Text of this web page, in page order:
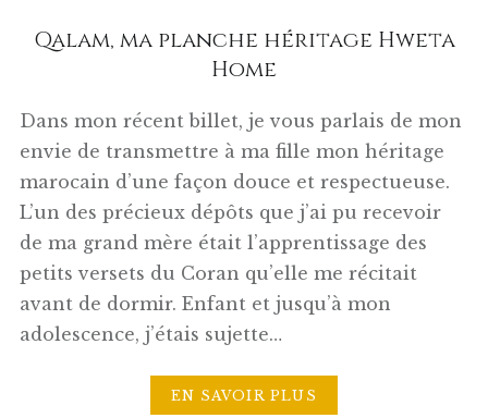
Qalam, ma planche héritage Hweta
Home
Dans mon récent billet, je vous parlais de mon
envie de transmettre à ma fille mon héritage
marocain d’une façon douce et respectueuse.
L’un des précieux dépôts que j’ai pu recevoir
de ma grand mère était l’apprentissage des
petits versets du Coran qu’elle me récitait
avant de dormir. Enfant et jusqu’à mon
adolescence, j’étais sujette…
EN SAVOIR PLUS